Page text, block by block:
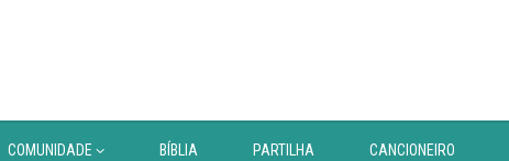
COMUNIDADE BÍBLIA PARTILHA CANCIONEIRO